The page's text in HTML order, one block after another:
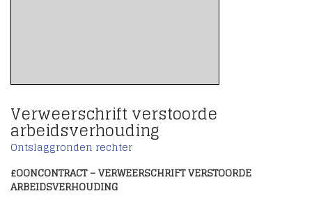
Verweerschrift verstoorde
arbeidsverhouding
Ontslaggronden rechter
£OONCONTRACT – VERWEERSCHRIFT VERSTOORDE
ARBEIDSVERHOUDING